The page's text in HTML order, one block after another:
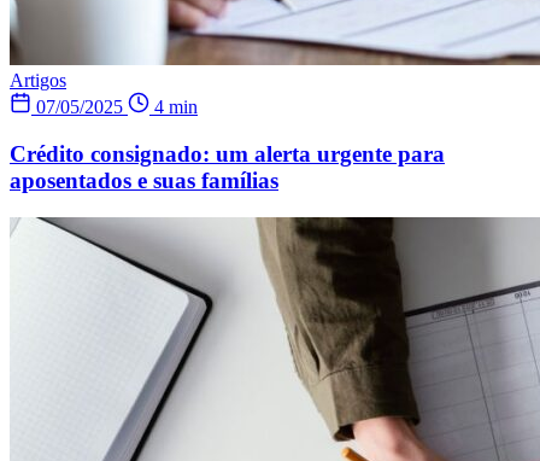
Artigos
07/05/2025
4 min
Crédito consignado: um alerta urgente para
aposentados e suas famílias